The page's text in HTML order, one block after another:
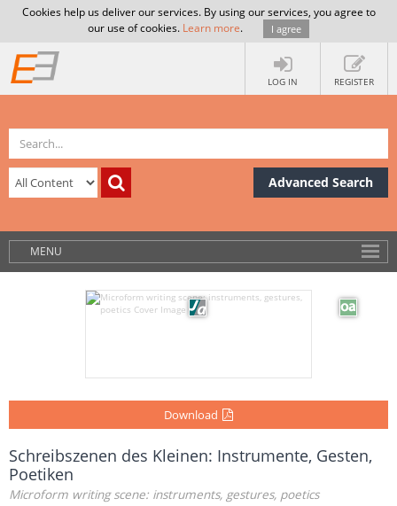
Cookies help us deliver our services. By using our services, you agree to
our use of cookies. Learn more. I agree
LOG IN REGISTER
Advanced Search
MENU
Download
Schreibszenen des Kleinen: Instrumente, Gesten,
Poetiken
Microform writing scene: instruments, gestures, poetics